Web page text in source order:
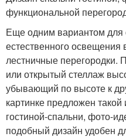
функциональной
Еще одним вариантом для
естественного освещения
лестничные
или открытый стеллаж
убывающий по высоте к
картинке предложен
гостиной-спальни, фото-
подобный дизайн удобен